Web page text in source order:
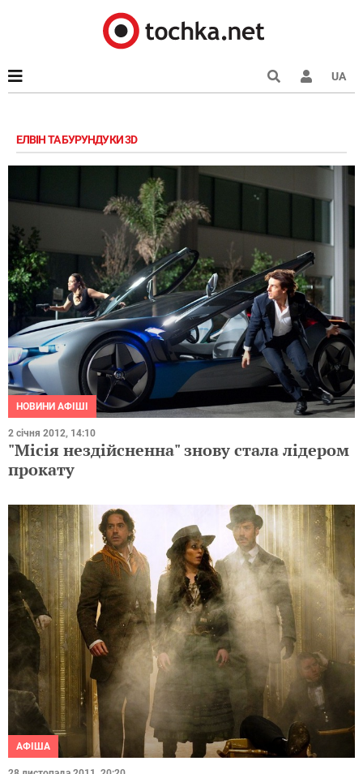
UA
ЕЛВІН ТА БУРУНДУКИ 3D
НОВИНИ АФІШІ
2 січня 2012, 14:10
"Місія нездійсненна" знову стала лідером
прокату
АФІША